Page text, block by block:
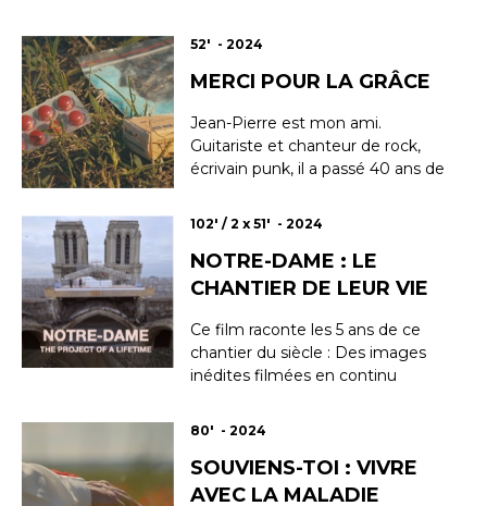
femmes. Engagées dans ce
et hors normes, elles balaient les
des Français. Être Procureur est
une fonction essent...
52' - 2024
MERCI POUR LA GRÂCE
Jean-Pierre est mon ami.
Guitariste et chanteur de rock,
écrivain punk, il a passé 40 ans de
de produire une œuvre artistique
trace vers 2010. Aujourd’hui je le
retrouve, totalement abstinent.
?...
102' / 2 x 51' - 2024
NOTRE-DAME : LE
CHANTIER DE LEUR VIE
Ce film raconte les 5 ans de ce
chantier du siècle : Des images
inédites filmées en continu
des défis technologiques et une
pour que la cathédrale renaisse et
retrouve ses couleurs pour la
80' - 2024
SOUVIENS-TOI : VIVRE
AVEC LA MALADIE